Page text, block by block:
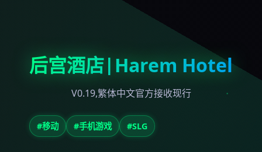
后宫酒店|Harem Hotel
V0.19,繁体中文官方接收现行
#移动 #手机游戏 #SLG